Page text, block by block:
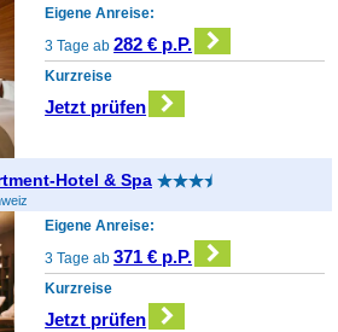
Eigene Anreise:
3 Tage ab282 € p.P.
Kurzreise
Jetzt prüfen
Hotel & Spa
Eigene Anreise:
3 Tage ab371 € p.P.
Kurzreise
Jetzt prüfen